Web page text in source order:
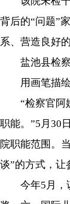
背后的“问题”
系、营造良好
盐池县检察
用画笔描绘
“检察官阿姨
职能。”5月30
院职能范围。
谈”的方式，让
今年5月，该